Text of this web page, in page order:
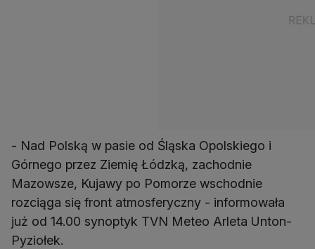
- Nad Polską w pasie od Śląska Opolskiego i
Górnego przez Ziemię Łódzką, zachodnie
Mazowsze, Kujawy po Pomorze wschodnie
rozciąga się front atmosferyczny - informowała
już od 14.00 synoptyk TVN Meteo Arleta Unton-
Pyziołek.